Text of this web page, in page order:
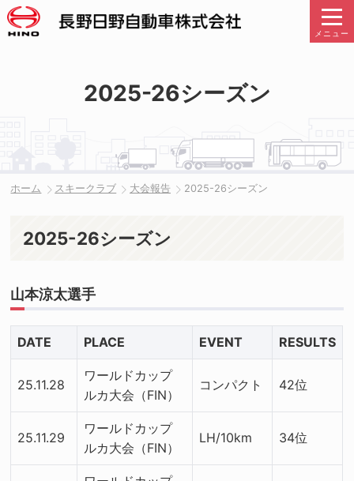
メニュー
2025-26シーズン
ホーム スキークラブ 大会報告 2025-26シーズン
2025-26シーズン
山本涼太選手
DATE PLACE EVENT RESULTS
25.11.28
ワールドカップ
ルカ大会（FIN）
コンパクト 42位
25.11.29
ワールドカップ
ルカ大会（FIN）
LH/10km 34位